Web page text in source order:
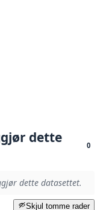
dette
0
dette datasettet.
Skjul tomme rader